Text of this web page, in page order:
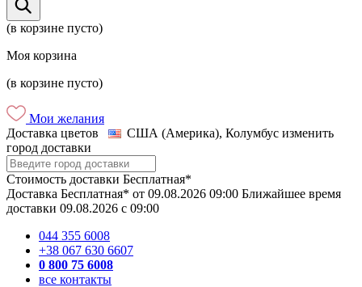
(в корзине пусто)
Моя корзина
(в корзине пусто)
Мои желания
Доставка цветов
США (Америка), Колумбус изменить
город доставки
Стоимость доставки Бесплатная*
Доставка Бесплатная* от 09.08.2026 09:00 Ближайшее время
доставки 09.08.2026 c 09:00
044 355 6008
+38 067 630 6607
0 800 75 6008
все контакты